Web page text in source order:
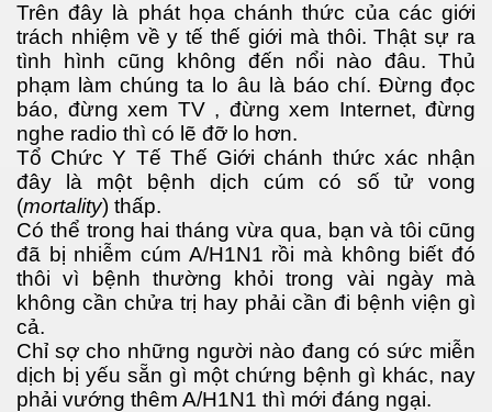
Trên đây là phát họa chánh thức của các giới
trách nhiệm về y tế thế giới mà thôi. Thật sự ra
tình hình cũng không đến nổi nào đâu. Thủ
phạm làm chúng ta lo âu là báo chí. Đừng đọc
báo, đừng xem TV , đừng xem Internet, đừng
nghe radio thì có lẽ đỡ lo hơn.
Tổ Chức Y Tế Thế Giới chánh thức xác nhận
đây là một bệnh dịch cúm có số tử vong
(mortality) thấp.
Có thể trong hai tháng vừa qua, bạn và tôi cũng
đã bị nhiễm cúm A/H1N1 rồi mà không biết đó
thôi vì bệnh thường khỏi trong vài ngày mà
không cần chửa trị hay phải cần đi bệnh viện gì
cả.
Chỉ sợ cho những người nào đang có sức miễn
dịch bị yếu sẵn gì một chứng bệnh gì khác, nay
phải vướng thêm A/H1N1 thì mới đáng ngại.